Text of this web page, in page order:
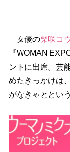
女優の柴咲コウ
『WOMAN
ントに出席。芸
めたきっかけは
がなきゃととい